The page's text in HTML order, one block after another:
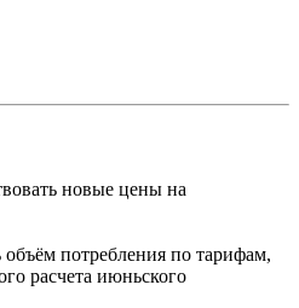
новые цены на
потребления по тарифам,
расчета июньского